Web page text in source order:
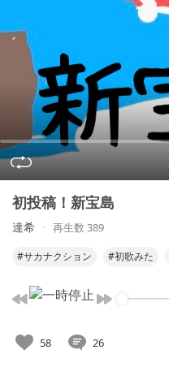
初投稿！新宝島
達希 再生数 389
#サカナクション #初歌みた
58 26